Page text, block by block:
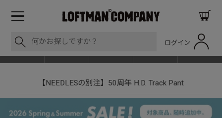
ログイン
【NEEDLESの別注】50周年 H.D. Track Pant